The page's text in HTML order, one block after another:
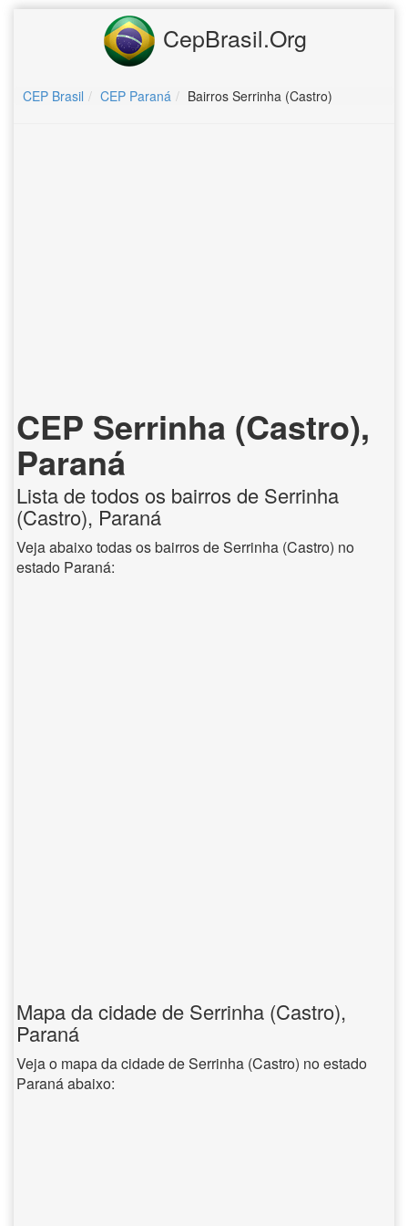
CepBrasil.Org
CEP Brasil CEP Paraná Bairros Serrinha (Castro)
CEP Serrinha (Castro),
Paraná
Lista de todos os bairros de Serrinha
(Castro), Paraná
Veja abaixo todas os bairros de Serrinha (Castro) no
estado Paraná:
Mapa da cidade de Serrinha (Castro),
Paraná
Veja o mapa da cidade de Serrinha (Castro) no estado
Paraná abaixo: